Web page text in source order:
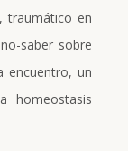
traumático en
saber sobre
encuentro, un
homeostasis